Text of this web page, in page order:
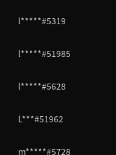
l*****#5319
l*****#51985
l*****#5628
L***#51962
m*****#5728